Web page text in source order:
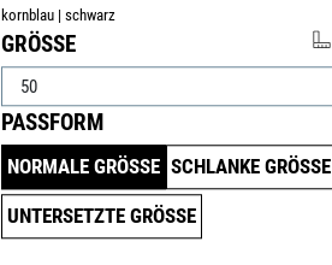
kornblau | schwarz
GRÖSSE
AUSWÄHLEN
PASSFORMAUSWÄHLEN
NORMALE GRÖSSE SCHLANKE GRÖSSE
UNTERSETZTE GRÖSSE